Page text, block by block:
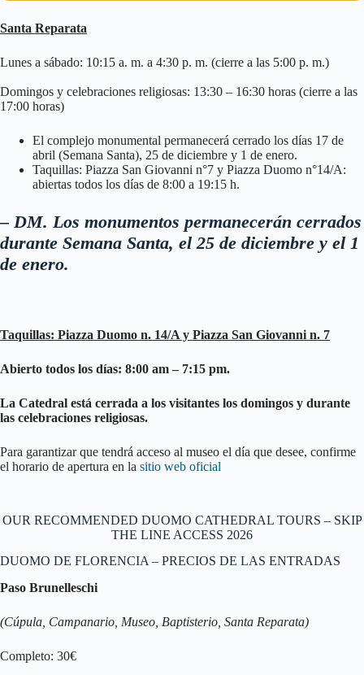
Santa Reparata
Lunes a sábado: 10:15 a. m. a 4:30 p. m. (cierre a las 5:00 p. m.)
Domingos y celebraciones religiosas: 13:30 – 16:30 horas (cierre a las
17:00 horas)
El complejo monumental permanecerá cerrado los días 17 de
abril (Semana Santa), 25 de diciembre y 1 de enero.
Taquillas: Piazza San Giovanni n°7 y Piazza Duomo n°14/A:
abiertas todos los días de 8:00 a 19:15 h.
– DM. Los monumentos permanecerán cerrados
durante Semana Santa, el 25 de diciembre y el 1
de enero.
Taquillas: Piazza Duomo n. 14/A y Piazza San Giovanni n. 7
Abierto todos los días: 8:00 am – 7:15 pm.
La Catedral está cerrada a los visitantes los domingos y durante
las celebraciones religiosas.
Para garantizar que tendrá acceso al museo el día que desee, confirme
el horario de apertura en la sitio web oficial
OUR RECOMMENDED DUOMO CATHEDRAL TOURS – SKIP
THE LINE ACCESS 2026
DUOMO DE FLORENCIA – PRECIOS DE LAS ENTRADAS
Paso Brunelleschi
(Cúpula, Campanario, Museo, Baptisterio, Santa Reparata)
Completo: 30€